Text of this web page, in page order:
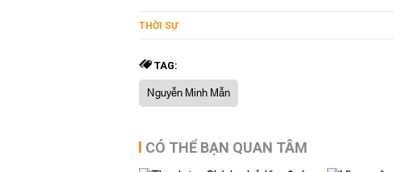
THỜI SỰ
TAG:
Nguyễn Minh Mẫn
CÓ THỂ BẠN QUAN TÂM